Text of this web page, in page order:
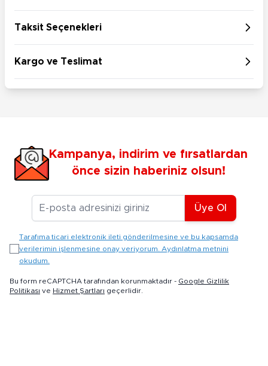
Taksit Seçenekleri
Kargo ve Teslimat
Kampanya, indirim ve fırsatlardan
önce sizin haberiniz olsun!
E-posta Adresiniz
Üye Ol
Tarafıma ticari elektronik ileti gönderilmesine ve bu kapsamda
verilerimin işlenmesine onay veriyorum. Aydınlatma metnini
okudum.
Bu form reCAPTCHA tarafından korunmaktadır - Google Gizlilik
Politikası ve Hizmet Şartları geçerlidir.